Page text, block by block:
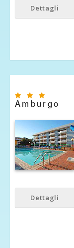
Dettagli
Amburgo
Dettagli